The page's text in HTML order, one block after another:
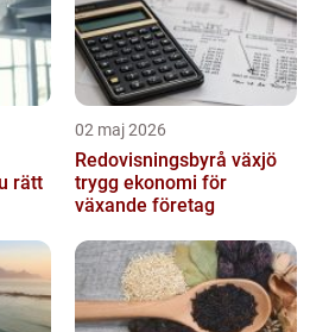
02 maj 2026
Redovisningsbyrå växjö
trygg ekonomi för
växande företag